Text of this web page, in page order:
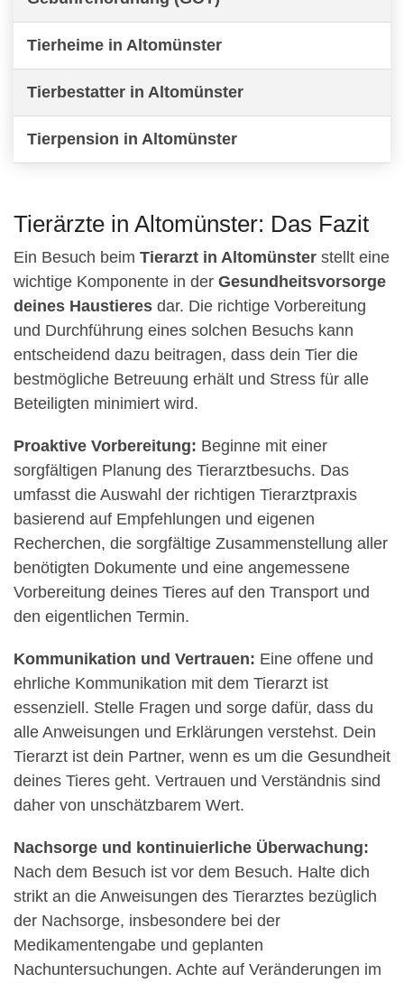
Tierheime in Altomünster
Tierbestatter in Altomünster
Tierpension in Altomünster
Tierärzte in Altomünster: Das Fazit
Ein Besuch beim Tierarzt in Altomünster stellt eine
wichtige Komponente in der Gesundheitsvorsorge
deines Haustieres dar. Die richtige Vorbereitung
und Durchführung eines solchen Besuchs kann
entscheidend dazu beitragen, dass dein Tier die
bestmögliche Betreuung erhält und Stress für alle
Beteiligten minimiert wird.
Proaktive Vorbereitung: Beginne mit einer
sorgfältigen Planung des Tierarztbesuchs. Das
umfasst die Auswahl der richtigen Tierarztpraxis
basierend auf Empfehlungen und eigenen
Recherchen, die sorgfältige Zusammenstellung aller
benötigten Dokumente und eine angemessene
Vorbereitung deines Tieres auf den Transport und
den eigentlichen Termin.
Kommunikation und Vertrauen: Eine offene und
ehrliche Kommunikation mit dem Tierarzt ist
essenziell. Stelle Fragen und sorge dafür, dass du
alle Anweisungen und Erklärungen verstehst. Dein
Tierarzt ist dein Partner, wenn es um die Gesundheit
deines Tieres geht. Vertrauen und Verständnis sind
daher von unschätzbarem Wert.
Nachsorge und kontinuierliche Überwachung:
Nach dem Besuch ist vor dem Besuch. Halte dich
strikt an die Anweisungen des Tierarztes bezüglich
der Nachsorge, insbesondere bei der
Medikamentengabe und geplanten
Nachuntersuchungen. Achte auf Veränderungen im